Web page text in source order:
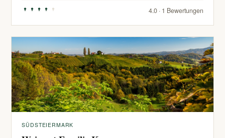
4.0 · 1 Bewertungen
SÜDSTEIERMARK